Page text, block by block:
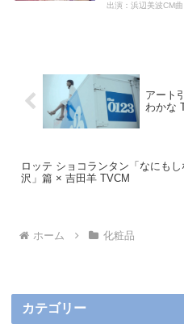
出演：浜辺美波CM
アート
わかな
ロッテ ショコランタン「なにも
沢」篇 × 吉田羊 TVCM
ホーム 化粧品
カテゴリー